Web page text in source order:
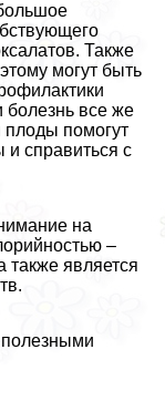
Также
могут быть
болезнь все же
плоды помогут
и справиться с
на
–
также является